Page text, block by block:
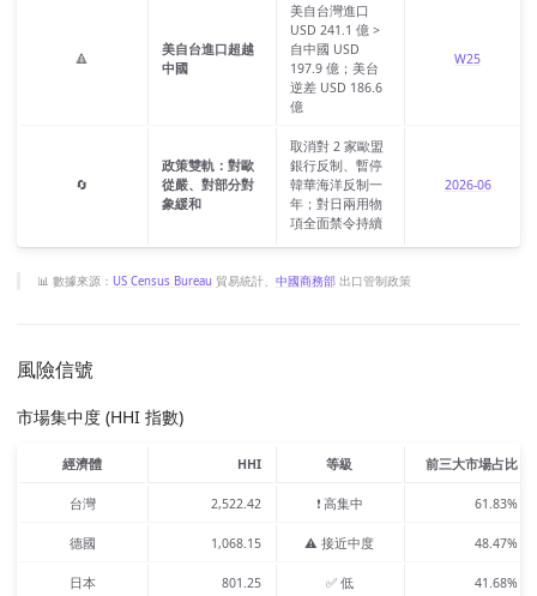
🔺
美自台進口超越
中國
美自台灣進口
USD 241.1 億 >
自中國 USD
197.9 億；美台
逆差 USD 186.6
億
W25
🔄
政策雙軌：對歐
從嚴、對部分對
象緩和
取消對 2 家歐盟
銀行反制、暫停
韓華海洋反制一
年；對日兩用物
項全面禁令持續
2026-06
📊 數據來源： US Census Bureau 貿易統計、 中國商務部 出口管制政策
風險信號
市場集中度 (HHI 指數)
經濟體 HHI 等級 前三大市場占比
台灣 2,522.42 ❗ 高集中 61.83%
德國 1,068.15 ⚠️ 接近中度 48.47%
日本 801.25 ✅ 低 41.68%